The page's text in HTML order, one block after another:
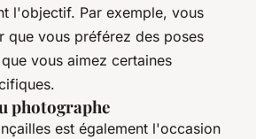
l'objectif. Par exemple, vous
que vous préférez des poses
vous aimez certaines
photographe
est également l'occasion